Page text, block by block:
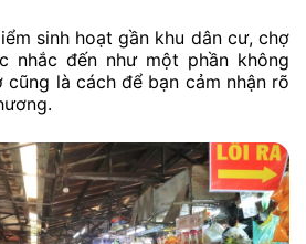
sinh hoạt gần khu dân cư, chợ
nhắc đến như một phần không
là cách để bạn cảm nhận rõ